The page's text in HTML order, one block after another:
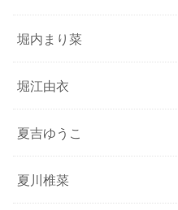
堀内まり菜
堀江由衣
夏吉ゆうこ
夏川椎菜